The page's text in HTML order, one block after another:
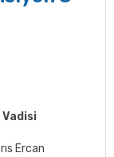
Ercan